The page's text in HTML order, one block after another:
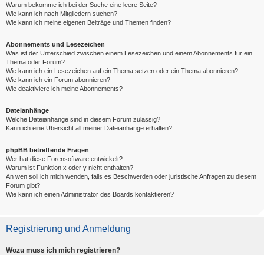
Warum bekomme ich bei der Suche eine leere Seite?
Wie kann ich nach Mitgliedern suchen?
Wie kann ich meine eigenen Beiträge und Themen finden?
Abonnements und Lesezeichen
Was ist der Unterschied zwischen einem Lesezeichen und einem Abonnements für ein
Thema oder Forum?
Wie kann ich ein Lesezeichen auf ein Thema setzen oder ein Thema abonnieren?
Wie kann ich ein Forum abonnieren?
Wie deaktiviere ich meine Abonnements?
Dateianhänge
Welche Dateianhänge sind in diesem Forum zulässig?
Kann ich eine Übersicht all meiner Dateianhänge erhalten?
phpBB betreffende Fragen
Wer hat diese Forensoftware entwickelt?
Warum ist Funktion x oder y nicht enthalten?
An wen soll ich mich wenden, falls es Beschwerden oder juristische Anfragen zu diesem
Forum gibt?
Wie kann ich einen Administrator des Boards kontaktieren?
Registrierung und Anmeldung
Wozu muss ich mich registrieren?